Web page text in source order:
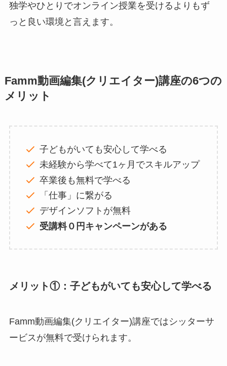
独学やひとりでオンライン授業を受けるよりもず
っと良い環境と言えます。
Famm動画編集(クリエイター)講座の6つの
メリット
子どもがいても安心して学べる
未経験から学べて1ヶ月でスキルアップ
卒業後も無料で学べる
「仕事」に繋がる
デザインソフトが無料
受講料０円キャンペーンがある
メリット①：子どもがいても安心して学べる
Famm動画編集(クリエイター)講座ではシッターサ
ービスが無料で受けられます。